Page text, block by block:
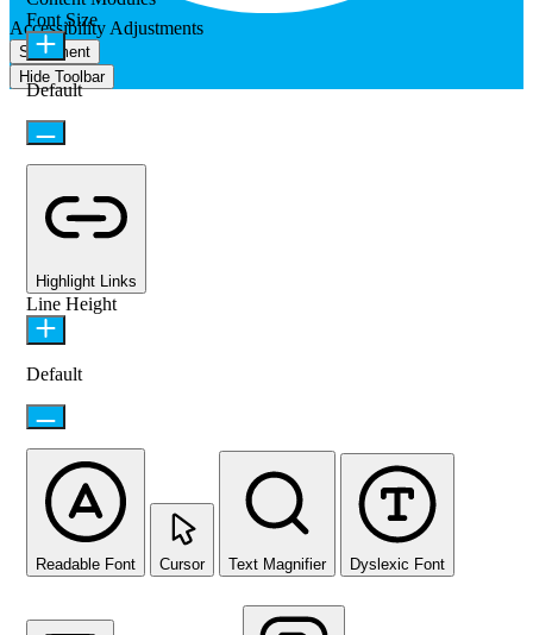
Accessibility Adjustments
Statement
Hide Toolbar
Font Size
Default
Highlight Links
Line Height
Default
Readable Font Cursor Text Magnifier Dyslexic Font